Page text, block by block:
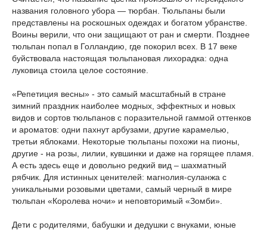
названия головного убора — тюрбан. Тюльпаны были
представлены на роскошных одеждах и богатом убранстве.
Воины верили, что они защищают от ран и смерти. Позднее
тюльпан попал в Голландию, где покорил всех. В 17 веке
буйствовала настоящая тюльпановая лихорадка: одна
луковица стоила целое состояние.
«Репетиция весны» - это самый масштабный в стране
зимний праздник наиболее модных, эффектных и новых
видов и сортов тюльпанов с поразительной гаммой оттенков
и ароматов: одни пахнут арбузами, другие карамелью,
третьи яблоками. Некоторые тюльпаны похожи на пионы,
другие - на розы, лилии, кувшинки и даже на горящее пламя.
А есть здесь еще и довольно редкий вид – шахматный
рябчик. Для истинных ценителей: магнолия-суланжа с
уникальными розовыми цветами, самый черный в мире
тюльпан «Королева ночи» и неповторимый «Зомби».
Дети с родителями, бабушки и дедушки с внуками, юные